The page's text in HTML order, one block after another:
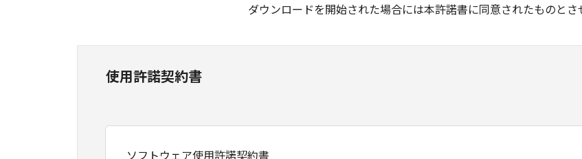
ダウンロードを開始された場合には本許諾書に同意されたものとさ
使用許諾契約書
ソフトウェア使用許諾契約書